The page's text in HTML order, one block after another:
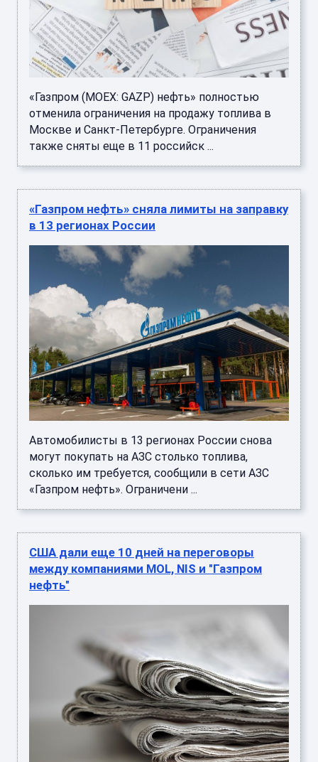
«Газпром (MOEX: GAZP) нефть» полностью
отменила ограничения на продажу топлива в
Москве и Санкт-Петербурге. Ограничения
также сняты еще в 11 российск ...
«Газпром нефть» сняла лимиты на заправку
в 13 регионах России
Автомобилисты в 13 регионах России снова
могут покупать на АЗС столько топлива,
сколько им требуется, сообщили в сети АЗС
«Газпром нефть». Ограничени ...
США дали еще 10 дней на переговоры
между компаниями MOL, NIS и "Газпром
нефть"